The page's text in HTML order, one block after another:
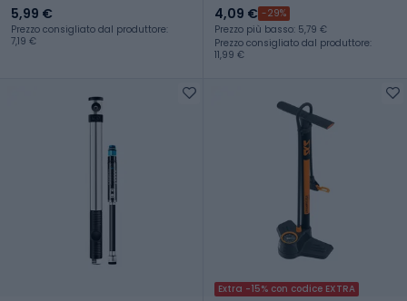
5,99 €
Prezzo consigliato dal produttore:
7,19 €
4,09 € -29%
Prezzo più basso: 5,79 €
Prezzo consigliato dal produttore:
11,99 €
Extra -15% con codice EXTRA